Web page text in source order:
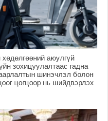
аюулгүй
зохицуулалтаас гадна
шинэчлэл болон
цогцоор нь шийдвэрлэх